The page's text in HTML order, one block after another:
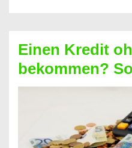
Festvertrag
für
jeden
erfahren
Einen Kredit
bekommen?